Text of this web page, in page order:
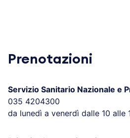
Prenotazioni
Servizio Sanitario Nazionale e
035 4204300
da lunedì a venerdì dalle 10 alle